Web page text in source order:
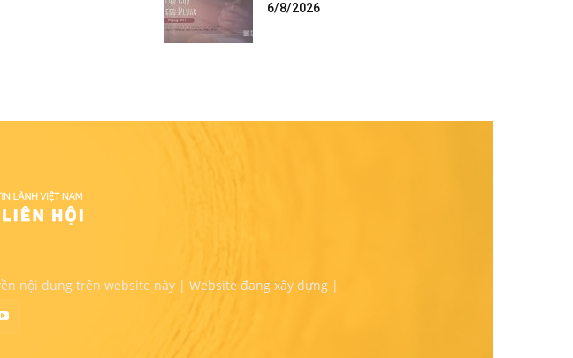
6/8/2026
nội dung trên website này | Website đang xây dựng |